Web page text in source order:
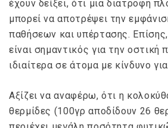
έχουν δείξει, ότι μια διατροφή
μπορεί να αποτρέψει την
παθήσεων και υπέρτασης.
είναι σημαντικός για την οστική
ιδιαίτερα σε άτομα με κίνδυνο
Αξίζει να αναφέρω, ότι η
θερμίδες (100γρ αποδίδουν 26